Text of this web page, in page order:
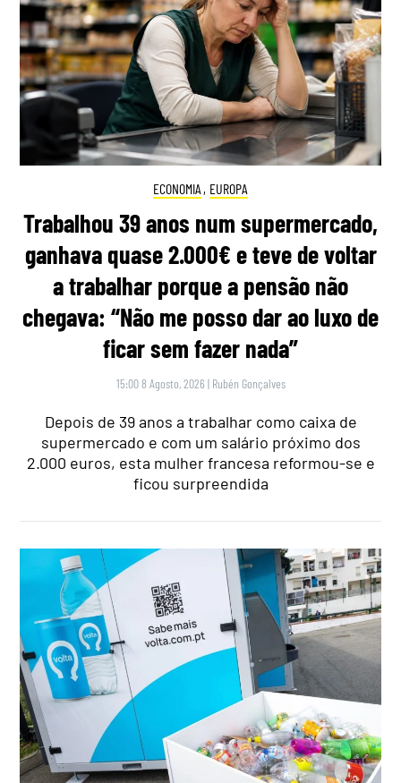
ECONOMIA , EUROPA
Trabalhou 39 anos num supermercado,
ganhava quase 2.000€ e teve de voltar
a trabalhar porque a pensão não
chegava: “Não me posso dar ao luxo de
ficar sem fazer nada”
15:00 8 Agosto, 2026 | Rubén Gonçalves
Depois de 39 anos a trabalhar como caixa de
supermercado e com um salário próximo dos
2.000 euros, esta mulher francesa reformou-se e
ficou surpreendida